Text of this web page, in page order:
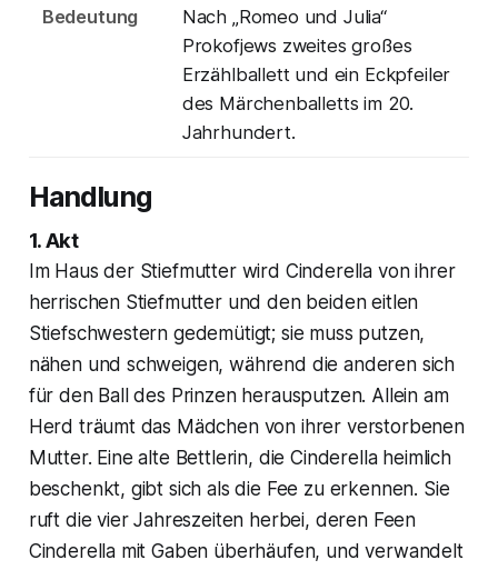
Bedeutung
Nach „Romeo und Julia“
Prokofjews zweites großes
Erzählballett und ein Eckpfeiler
des Märchenballetts im 20.
Jahrhundert.
Handlung
1. Akt
Im Haus der Stiefmutter wird Cinderella von ihrer
herrischen Stiefmutter und den beiden eitlen
Stiefschwestern gedemütigt; sie muss putzen,
nähen und schweigen, während die anderen sich
für den Ball des Prinzen herausputzen. Allein am
Herd träumt das Mädchen von ihrer verstorbenen
Mutter. Eine alte Bettlerin, die Cinderella heimlich
beschenkt, gibt sich als die Fee zu erkennen. Sie
ruft die vier Jahreszeiten herbei, deren Feen
Cinderella mit Gaben überhäufen, und verwandelt